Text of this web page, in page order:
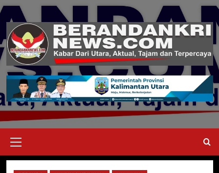
Skip
content
Menu